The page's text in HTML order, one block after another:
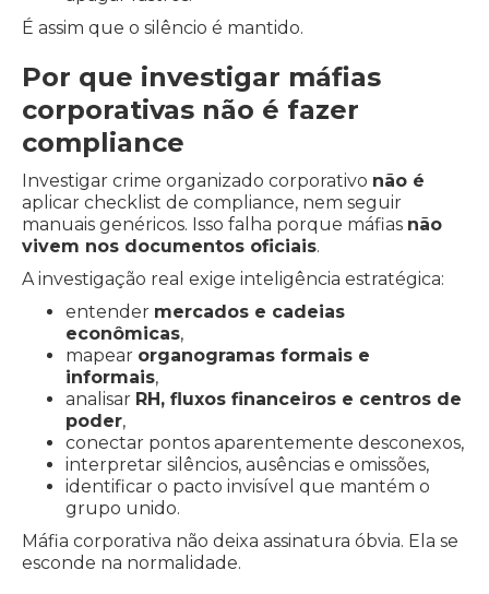
É assim que o silêncio é mantido.
Por que investigar máfias
corporativas não é fazer
compliance
Investigar crime organizado corporativo não é
aplicar checklist de compliance, nem seguir
manuais genéricos. Isso falha porque máfias não
vivem nos documentos oficiais.
A investigação real exige inteligência estratégica:
entender mercados e cadeias
econômicas,
mapear organogramas formais e
informais,
analisar RH, fluxos financeiros e centros de
poder,
conectar pontos aparentemente desconexos,
interpretar silêncios, ausências e omissões,
identificar o pacto invisível que mantém o
grupo unido.
Máfia corporativa não deixa assinatura óbvia. Ela se
esconde na normalidade.